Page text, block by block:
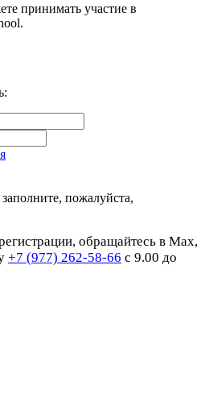
принимать участие в
пожалуйста,
обращайтесь в Max,
+7 (977) 262-58-66 с 9.00 до